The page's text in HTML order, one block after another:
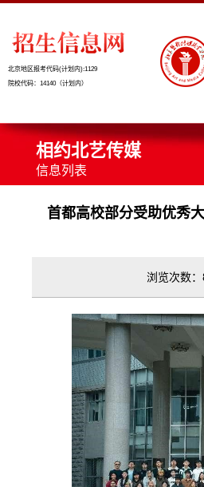
北京地区报考代码(计划内):1129
院校代码：14140（计划内）
相约北艺传媒
信息列表
首都高校部分受助优秀
浏览次数